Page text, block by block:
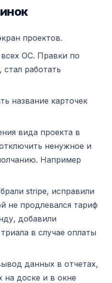
проектов.
ОС. Правки по
работать
название карточек
вида проекта в
ненужное и
Например
stripe, исправили
не продлевался тариф
добавили
в случае оплаты
данных в отчетах,
на доске и в окне